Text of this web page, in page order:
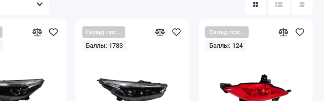
Склад поставщика
Баллы: 1783
Склад поставщика
Баллы: 124